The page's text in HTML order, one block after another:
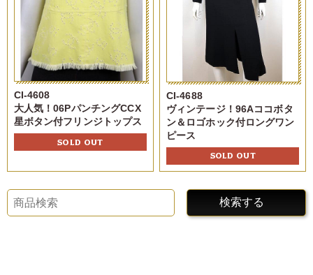
CI-4608
大人気！06PパンチングCCX
星ボタン付フリンジトップス
SOLD OUT
CI-4688
ヴィンテージ！96Aココボタ
ン＆ロゴホック付ロングワン
ピース
SOLD OUT
検索する